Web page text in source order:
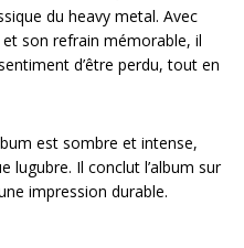
du heavy metal. Avec
son refrain mémorable, il
d’être perdu, tout en
est sombre et intense,
lugubre. Il conclut l’album sur
impression durable.